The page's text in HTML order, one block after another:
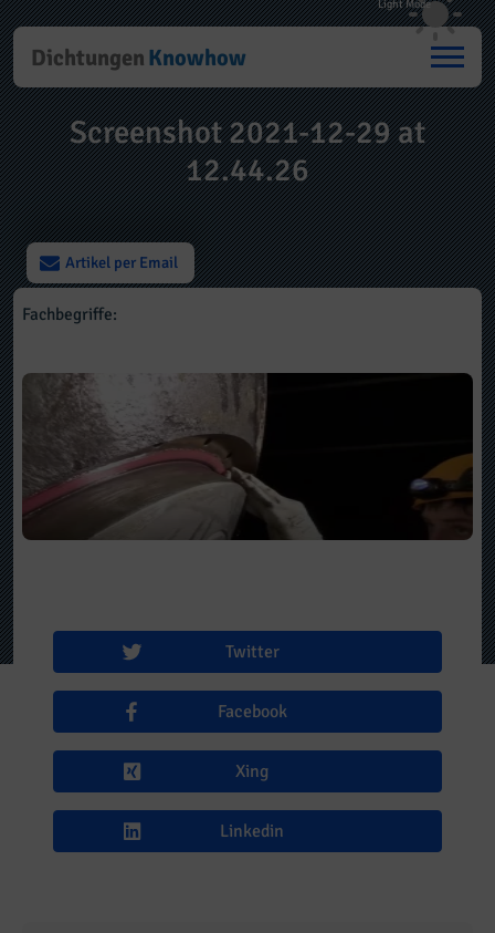
Dichtungen Knowhow
Screenshot 2021-12-29 at
12.44.26
Artikel per Email
Fachbegriffe:
Twitter
Facebook
Xing
Linkedin